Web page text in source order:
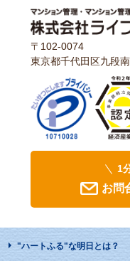
〒102-0074
東京都千代田区九段
1
お問
"ハートふる"な明日 とは？